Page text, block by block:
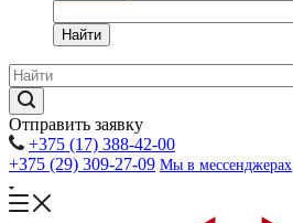
Найти
Отправить заявку
+375 (17) 388-42-00
+375 (29) 309-27-09 Мы в мессенджерах